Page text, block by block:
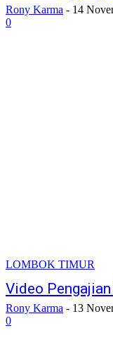
Rony Karma - 14
0
LOMBOK TIMUR
Video
Rony Karma - 13
0